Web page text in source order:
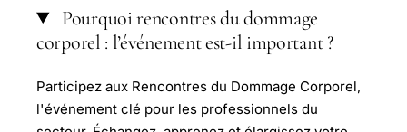
Pourquoi rencontres du dommage
corporel : l’événement est-il important ?
Participez aux Rencontres du Dommage Corporel,
l'événement clé pour les professionnels du